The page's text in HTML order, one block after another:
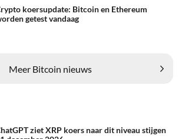
koersupdate: Bitcoin en Ethereum
getest vandaag
Meer Bitcoin nieuws
ziet XRP koers naar dit niveau stijgen